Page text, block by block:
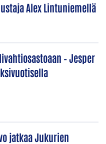
Alex Lintuniemellä
– Jesper
jatkaa Jukurien